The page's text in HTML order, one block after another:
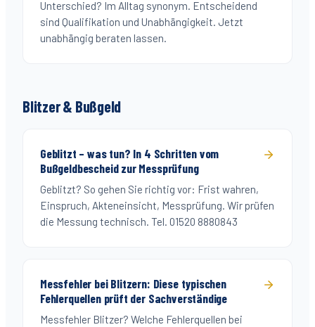
Unterschied? Im Alltag synonym. Entscheidend
sind Qualifikation und Unabhängigkeit. Jetzt
unabhängig beraten lassen.
Blitzer & Bußgeld
Geblitzt – was tun? In 4 Schritten vom
Bußgeldbescheid zur Messprüfung
Geblitzt? So gehen Sie richtig vor: Frist wahren,
Einspruch, Akteneinsicht, Messprüfung. Wir prüfen
die Messung technisch. Tel. 01520 8880843
Messfehler bei Blitzern: Diese typischen
Fehlerquellen prüft der Sachverständige
Messfehler Blitzer? Welche Fehlerquellen bei